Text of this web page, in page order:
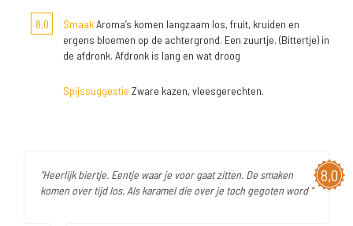
8,0 SmaakAroma’s komen langzaam los, fruit, kruiden en
ergens bloemen op de achtergrond. Een zuurtje. (Bittertje) in
de afdronk. Afdronk is lang en wat droog
Spijssuggestie Zware kazen, vleesgerechten.
8,0
"Heerlijk biertje. Eentje waar je voor gaat zitten. De smaken
komen over tijd los. Als karamel die over je toch gegoten word "